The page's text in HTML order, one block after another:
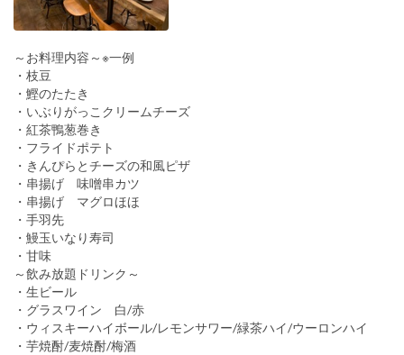
～お料理内容～※一例
・枝豆
・鰹のたたき
・いぶりがっこクリームチーズ
・紅茶鴨葱巻き
・フライドポテト
・きんぴらとチーズの和風ピザ
・串揚げ 味噌串カツ
・串揚げ マグロほほ
・手羽先
・鰻玉いなり寿司
・甘味
～飲み放題ドリンク～
・生ビール
・グラスワイン 白/赤
・ウィスキーハイボール/レモンサワー/緑茶ハイ/ウーロンハイ
・芋焼酎/麦焼酎/梅酒